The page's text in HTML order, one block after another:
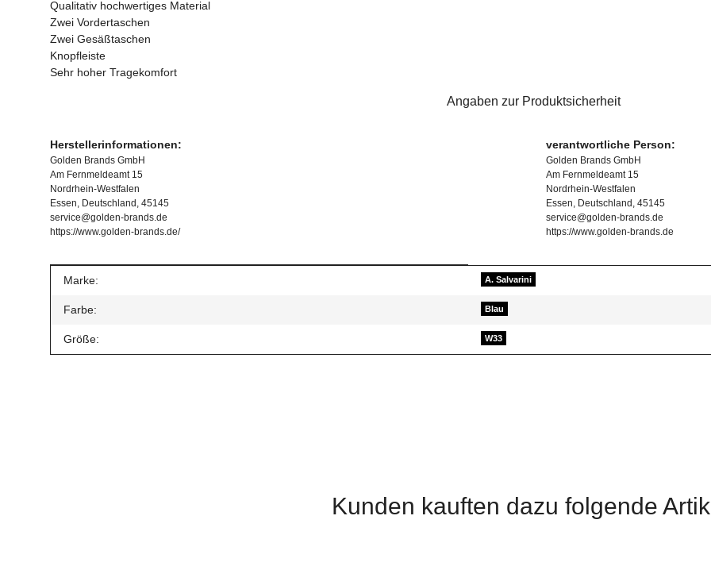
Qualitativ hochwertiges Material
Zwei Vordertaschen
Zwei Gesäßtaschen
Knopfleiste
Sehr hoher Tragekomfort
Angaben zur Produktsicherheit
Herstellerinformationen:
Golden Brands GmbH
Am Fernmeldeamt 15
Nordrhein-Westfalen
Essen, Deutschland, 45145
service@golden-brands.de
https://www.golden-brands.de/
verantwortliche Person:
Golden Brands GmbH
Am Fernmeldeamt 15
Nordrhein-Westfalen
Essen, Deutschland, 45145
service@golden-brands.de
https://www.golden-brands.de
Produkteigenschaft
Wert
Marke: A. Salvarini
Farbe: Blau
Größe: W33
Kunden kauften dazu folgende